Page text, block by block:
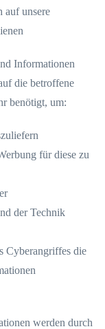
auf unsere
Informationen
die betroffene
benötigt, um:
für diese zu
der Technik
Cyberangriffes die
werden durch